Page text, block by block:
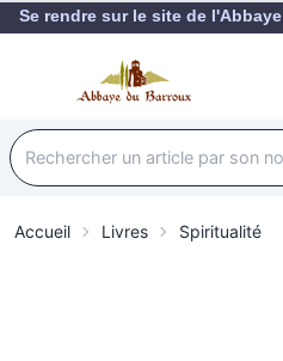
Se rendre sur le site de l'Abbaye
Accueil Livres Spiritualité